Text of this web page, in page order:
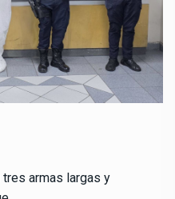
tres armas largas y